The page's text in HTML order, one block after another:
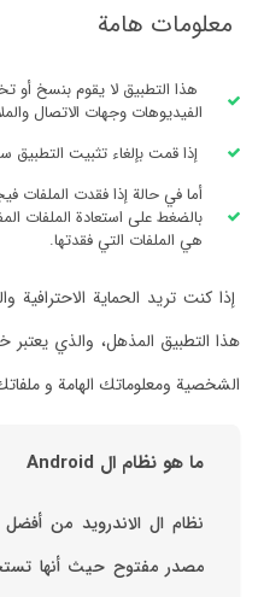
معلومات هامة
هذا التطبيق لا يقوم بنسخ أو
الفيديوهات وجهات الاتصال
إذا قمت بإلغاء تثبيت
أما في حالة إذا فقدت الملفات
بالضغط على استعادة الملفات
هي الملفات التي فقدتها.
إذا كنت تريد الحماية
هذا التطبيق المذهل، والذي
الشخصية ومعلوماتك الهامة و
ما هو نظام ال Android
نظام ال الاندرويد من أفضل
مصدر مفتوح حيث أنها